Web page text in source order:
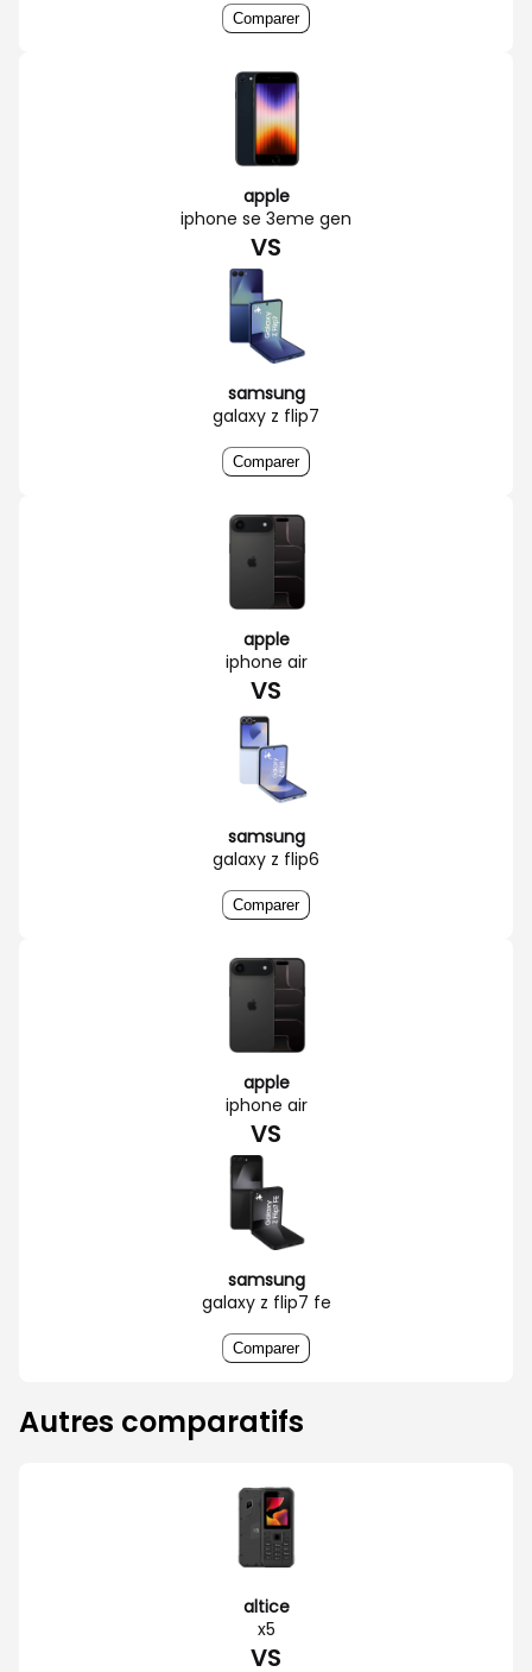
Comparer
apple
iphone se 3eme gen
VS
samsung
galaxy z flip7
Comparer
apple
iphone air
VS
samsung
galaxy z flip6
Comparer
apple
iphone air
VS
samsung
galaxy z flip7 fe
Comparer
Autres comparatifs
altice
x5
VS